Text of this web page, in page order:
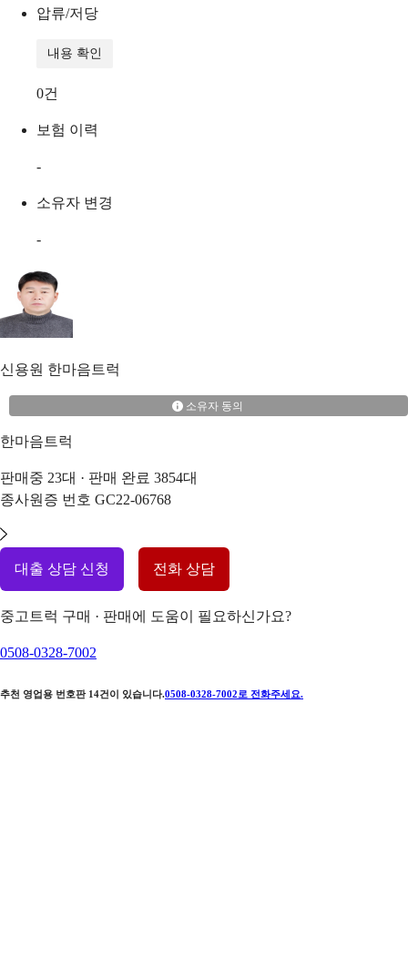
압류/저당
내용 확인
0건
보험 이력
-
소유자 변경
-
신용원 한마음트럭
소유자 동의
한마음트럭
판매중 23대 · 판매 완료 3854대
종사원증 번호 GC22-06768
대출 상담 신청 전화 상담
중고트럭 구매 · 판매에 도움이 필요하신가요?
0508-0328-7002
추천 영업용 번호판 14건이 있습니다.0508-0328-7002 로 전화주세요.